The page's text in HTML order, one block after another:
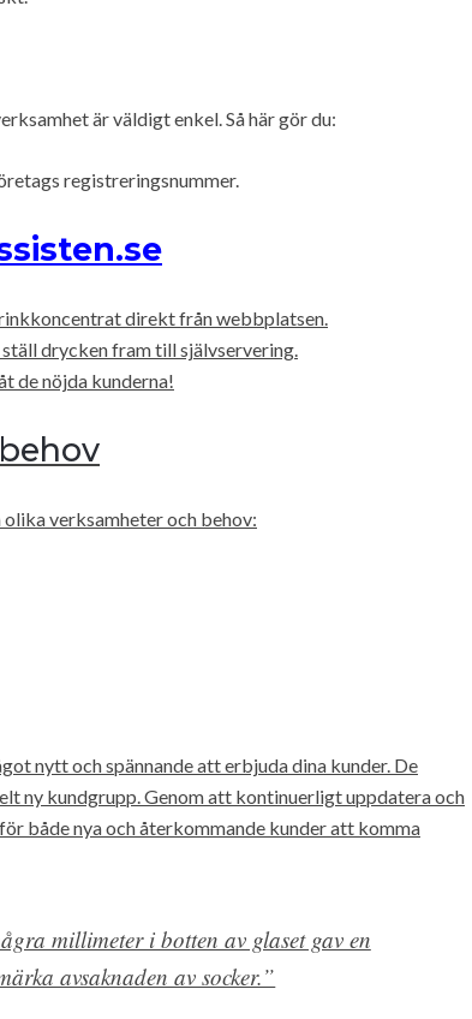
är väldigt enkel. Så här gör du:
registreringsnummer.
direkt från webbplatsen.
drycken fram till självservering.
de nöjda kunderna!
verksamheter och behov:
nytt och spännande att erbjuda dina kunder. De
ny kundgrupp. Genom att kontinuerligt uppdatera och
både nya och återkommande kunder att komma
millimeter i botten av glaset gav en
avsaknaden av socker.”